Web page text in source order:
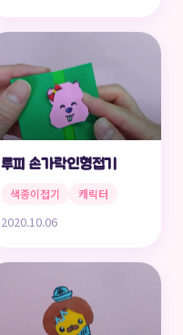
루피 손가락인형접기
색종이접기 캐릭터
2020.10.06